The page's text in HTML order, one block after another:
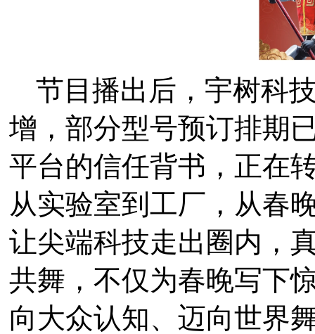
节目播出后，宇树科
增，部分型号预订排期
平台的信任背书，正在
从实验室到工厂，从春
让尖端科技走出圈内，
共舞，不仅为春晚写下
向大众认知、迈向世界